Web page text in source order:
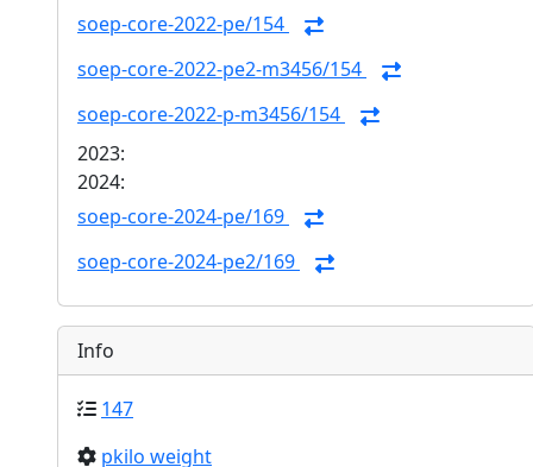
soep-core-2022-pe/154
soep-core-2022-pe2-m3456/154
soep-core-2022-p-m3456/154
2023:
2024:
soep-core-2024-pe/169
soep-core-2024-pe2/169
Info
147
pkilo weight